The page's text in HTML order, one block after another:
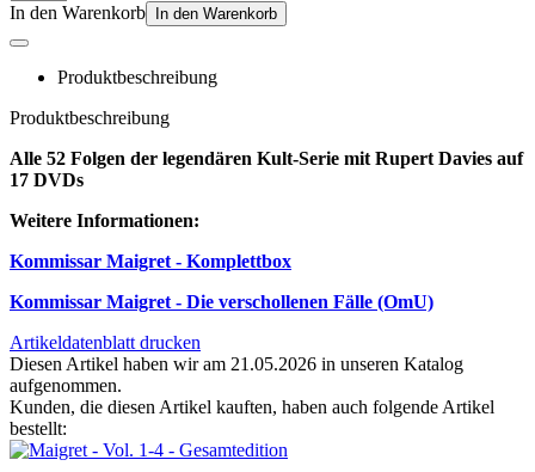
In den Warenkorb In den Warenkorb
Produktbeschreibung
Produktbeschreibung
Alle 52 Folgen der legendären Kult-Serie mit Rupert Davies auf
17 DVDs
Weitere Informationen:
Kommissar Maigret - Komplettbox
Kommissar Maigret - Die verschollenen Fälle (OmU)
Artikeldatenblatt drucken
Diesen Artikel haben wir am 21.05.2026 in unseren Katalog
aufgenommen.
Kunden, die diesen Artikel kauften, haben auch folgende Artikel
bestellt: